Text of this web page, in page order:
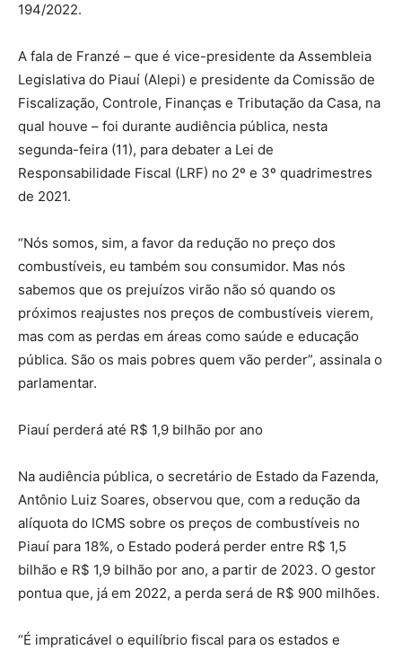
194/2022.
A fala de Franzé – que é vice-presidente da Assembleia
Legislativa do Piauí (Alepi) e presidente da Comissão de
Fiscalização, Controle, Finanças e Tributação da Casa, na
qual houve – foi durante audiência pública, nesta
segunda-feira (11), para debater a Lei de
Responsabilidade Fiscal (LRF) no 2º e 3º quadrimestres
de 2021.
“Nós somos, sim, a favor da redução no preço dos
combustíveis, eu também sou consumidor. Mas nós
sabemos que os prejuízos virão não só quando os
próximos reajustes nos preços de combustíveis vierem,
mas com as perdas em áreas como saúde e educação
pública. São os mais pobres quem vão perder”, assinala o
parlamentar.
Piauí perderá até R$ 1,9 bilhão por ano
Na audiência pública, o secretário de Estado da Fazenda,
Antônio Luiz Soares, observou que, com a redução da
alíquota do ICMS sobre os preços de combustíveis no
Piauí para 18%, o Estado poderá perder entre R$ 1,5
bilhão e R$ 1,9 bilhão por ano, a partir de 2023. O gestor
pontua que, já em 2022, a perda será de R$ 900 milhões.
“É impraticável o equilíbrio fiscal para os estados e